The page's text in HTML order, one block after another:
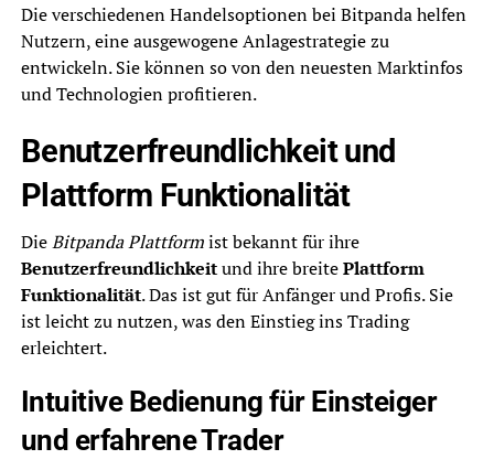
Die verschiedenen Handelsoptionen bei Bitpanda helfen
Nutzern, eine ausgewogene Anlagestrategie zu
entwickeln. Sie können so von den neuesten Marktinfos
und Technologien profitieren.
Benutzerfreundlichkeit und
Plattform Funktionalität
DieBitpanda Plattformist bekannt für ihre
Benutzerfreundlichkeitund ihre breitePlattform
Funktionalität. Das ist gut für Anfänger und Profis. Sie
ist leicht zu nutzen, was den Einstieg ins Trading
erleichtert.
Intuitive Bedienung für Einsteiger
und erfahrene Trader